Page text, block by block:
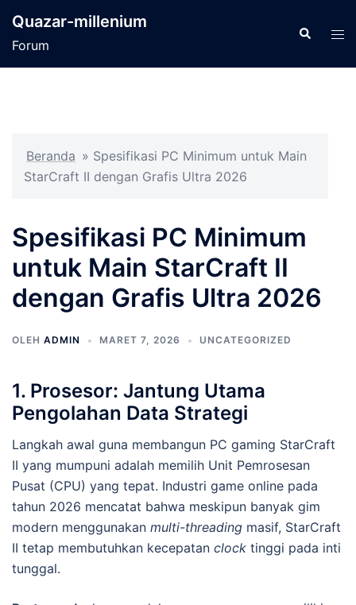
Quazar-millenium
Forum
Cari
Beranda » Spesifikasi PC Minimum untuk Main
StarCraft II dengan Grafis Ultra 2026
Spesifikasi PC Minimum
untuk Main StarCraft II
dengan Grafis Ultra 2026
OLEH ADMIN MARET 7, 2026 UNCATEGORIZED
1. Prosesor: Jantung Utama
Pengolahan Data Strategi
Langkah awal guna membangun PC gaming StarCraft
II yang mumpuni adalah memilih Unit Pemrosesan
Pusat (CPU) yang tepat. Industri game online pada
tahun 2026 mencatat bahwa meskipun banyak gim
modern menggunakan multi-threading masif, StarCraft
II tetap membutuhkan kecepatan clock tinggi pada inti
tunggal.